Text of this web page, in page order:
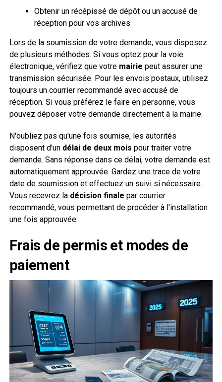
Obtenir un récépissé de dépôt ou un accusé de
réception pour vos archives
Lors de la soumission de votre demande, vous disposez
de plusieurs méthodes. Si vous optez pour la voie
électronique, vérifiez que votre mairie peut assurer une
transmission sécurisée. Pour les envois postaux, utilisez
toujours un courrier recommandé avec accusé de
réception. Si vous préférez le faire en personne, vous
pouvez déposer votre demande directement à la mairie.
N'oubliez pas qu'une fois soumise, les autorités
disposent d'un délai de deux mois pour traiter votre
demande. Sans réponse dans ce délai, votre demande est
automatiquement approuvée. Gardez une trace de votre
date de soumission et effectuez un suivi si nécessaire.
Vous recevrez la décision finale par courrier
recommandé, vous permettant de procéder à l'installation
une fois approuvée.
Frais de permis et modes de
paiement